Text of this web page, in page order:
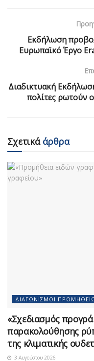
Εκδήλωση
Ευρωπαϊκό Έργο
Διαδικτυακή
πολίτες ρωτούν
Σχετικάάρθρα
ΔΙΑΓΩΝΙΣΜΟΊ
«Σχεδιασμός
παρακολούθησης
της κλιματικής
3 Αυγούστου 2026